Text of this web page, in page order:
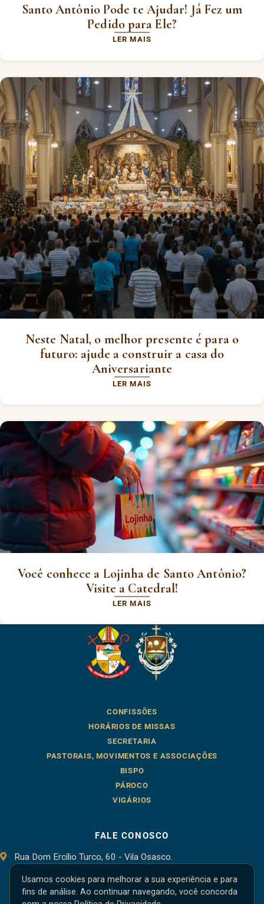
Santo Antônio Pode te Ajudar! Já Fez um
Pedido para Ele?
LER MAIS
Neste Natal, o melhor presente é para o
futuro: ajude a construir a casa do
Aniversariante
LER MAIS
Você conhece a Lojinha de Santo Antônio?
Visite a Catedral!
LER MAIS
CONFISSÕES
HORÁRIOS DE MISSAS
SECRETARIA
PASTORAIS, MOVIMENTOS E ASSOCIAÇÕES
BISPO
PÁROCO
VIGÁRIOS
FALE CONOSCO
Rua Dom Ercílio Turco, 60 - Vila Osasco.
Usamos cookies para melhorar a sua experiência e para
fins de análise. Ao continuar navegando, você concorda